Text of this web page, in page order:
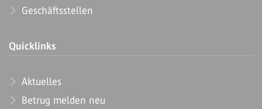
Geschäftsstellen
Quicklinks
Aktuelles
Betrug melden neu